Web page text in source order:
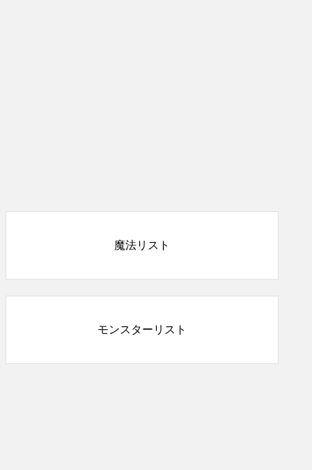
魔法リスト
モンスターリスト